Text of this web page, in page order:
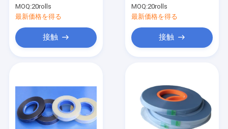
MOQ:20rolls
最新価格を得る
接触
MOQ:20rolls
最新価格を得る
接触